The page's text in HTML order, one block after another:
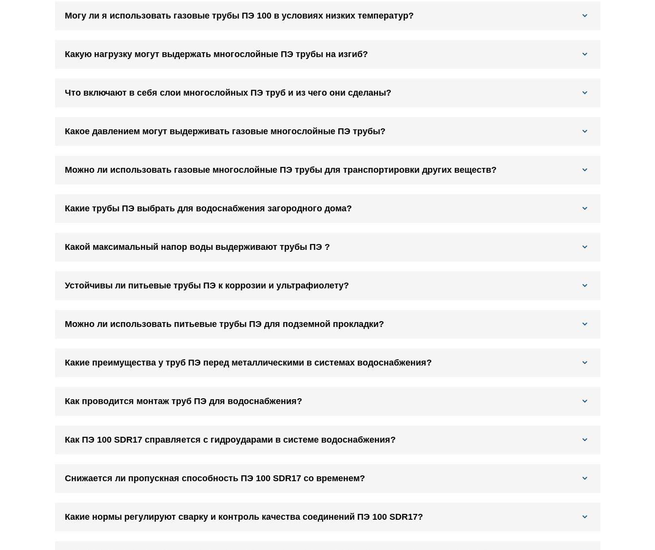
Могу ли я использовать газовые трубы ПЭ 100 в условиях низких температур?
Какую нагрузку могут выдержать многослойные ПЭ трубы на изгиб?
Что включают в себя слои многослойных ПЭ труб и из чего они сделаны?
Какое давлением могут выдерживать газовые многослойные ПЭ трубы?
Можно ли использовать газовые многослойные ПЭ трубы для транспортировки других веществ?
Какие трубы ПЭ выбрать для водоснабжения загородного дома?
Какой максимальный напор воды выдерживают трубы ПЭ ?
Устойчивы ли питьевые трубы ПЭ к коррозии и ультрафиолету?
Можно ли использовать питьевые трубы ПЭ для подземной прокладки?
Какие преимущества у труб ПЭ перед металлическими в системах водоснабжения?
Как проводится монтаж труб ПЭ для водоснабжения?
Как ПЭ 100 SDR17 справляется с гидроударами в системе водоснабжения?
Снижается ли пропускная способность ПЭ 100 SDR17 со временем?
Какие нормы регулируют сварку и контроль качества соединений ПЭ 100 SDR17?